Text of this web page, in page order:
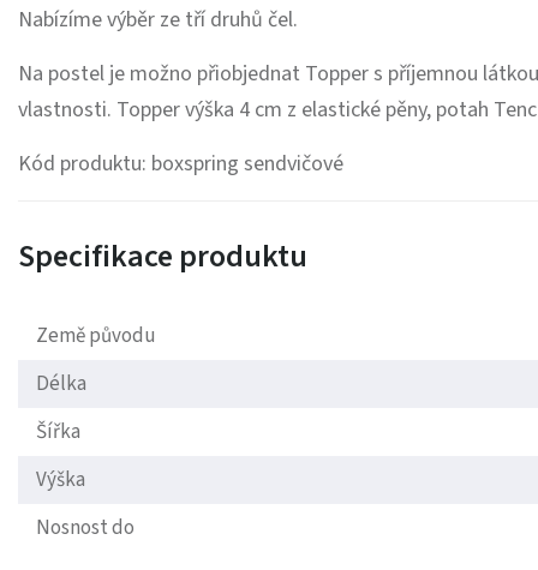
Nabízíme výběr ze tří druhů čel.
Na postel je možno přiobjednat Topper s příjemnou
vlastnosti. Topper výška 4 cm z elastické pěny, potah
Kód produktu: boxspring sendvičové
Specifikace produktu
Země původu
Délka
Šířka
Výška
Nosnost do